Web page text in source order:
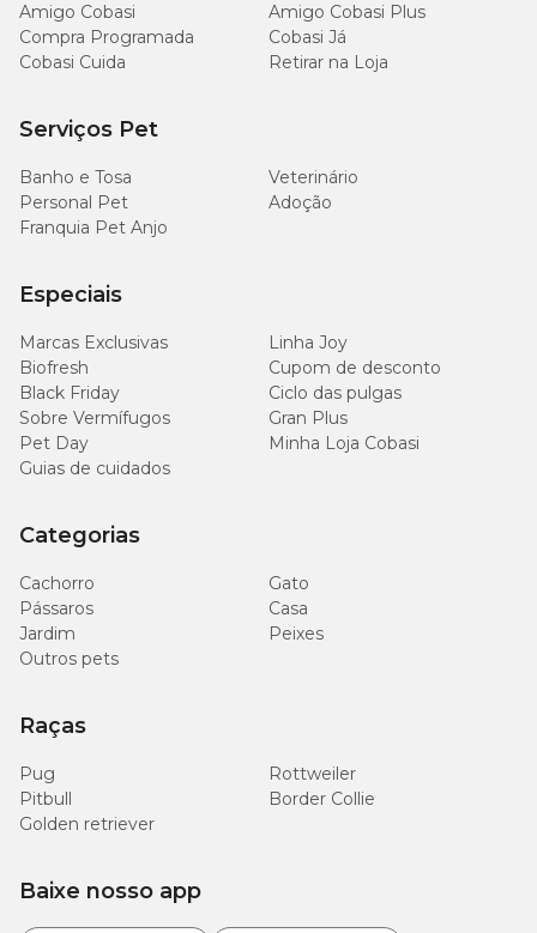
intenso ou chuva;
Evitar o contato do produto concentrado com qualquer parte
do corpo humano. Se isto ocorrer acidentalmente lavar as
recomendada é praticamente destituída de perigo uma vez
que sejam tomadas as medidas de remoção e limpeza acima
indicadas;
domésticos;
Manter o produto em local seco e fresco;
Destruir as embalagens vazias.
NOTA: NÃO USAR EM EQUINOS
Fórmula
Cada 100 mL contém:
Veículo q.s.p. - 100 mL
Amigo Cobasi
Amigo Cobasi Plus
Compra Programada
Cobasi Já
Cobasi Cuida
Retirar na Loja
Serviços Pet
Banho e Tosa
Veterinário
Personal Pet
Adoção
Franquia Pet Anjo
Especiais
Marcas Exclusivas
Linha Joy
Biofresh
Cupom de desconto
Black Friday
Ciclo das pulgas
Sobre Vermífugos
Gran Plus
Pet Day
Minha Loja Cobasi
Guias de cuidados
Categorias
Cachorro
Gato
Pássaros
Casa
Jardim
Peixes
Outros pets
Raças
Pug
Rottweiler
Pitbull
Border Collie
Golden retriever
Baixe nosso app